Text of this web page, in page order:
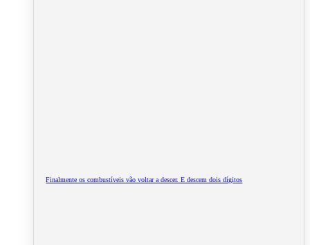
Finalmente os combustíveis vão voltar a descer. E descem dois dígitos